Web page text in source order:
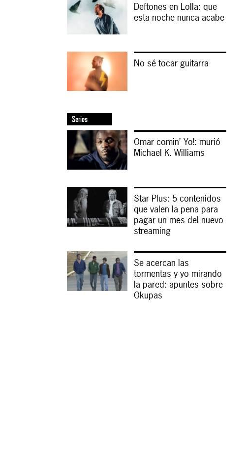
Deftones en Lolla: que
esta noche nunca acabe
No sé tocar guitarra
Series
Omar comin’ Yo!: murió
Michael K. Williams
Star Plus: 5 contenidos
que valen la pena para
pagar un mes del nuevo
streaming
Se acercan las
tormentas y yo mirando
la pared: apuntes sobre
Okupas